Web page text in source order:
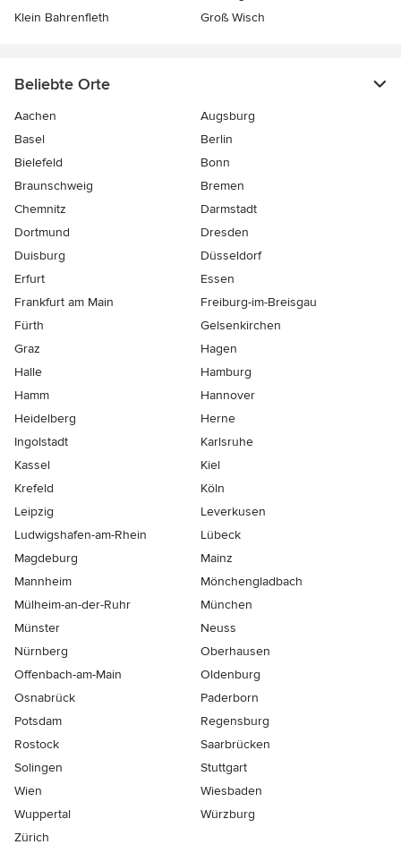
Klein Bahrenfleth
Groß Wisch
Beliebte Orte
Aachen
Augsburg
Basel
Berlin
Bielefeld
Bonn
Braunschweig
Bremen
Chemnitz
Darmstadt
Dortmund
Dresden
Duisburg
Düsseldorf
Erfurt
Essen
Frankfurt am Main
Freiburg-im-Breisgau
Fürth
Gelsenkirchen
Graz
Hagen
Halle
Hamburg
Hamm
Hannover
Heidelberg
Herne
Ingolstadt
Karlsruhe
Kassel
Kiel
Krefeld
Köln
Leipzig
Leverkusen
Ludwigshafen-am-Rhein
Lübeck
Magdeburg
Mainz
Mannheim
Mönchen­gladbach
Mülheim-an-der-Ruhr
München
Münster
Neuss
Nürnberg
Oberhausen
Offenbach-am-Main
Oldenburg
Osnabrück
Paderborn
Potsdam
Regensburg
Rostock
Saarbrücken
Solingen
Stuttgart
Wien
Wiesbaden
Wuppertal
Würzburg
Zürich